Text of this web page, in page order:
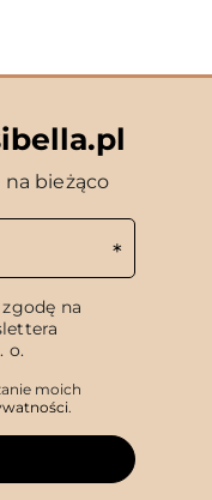
na bieżąco
na
o.
moich
.